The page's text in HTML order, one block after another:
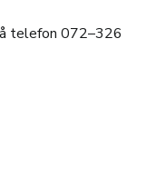
telefon 072–326